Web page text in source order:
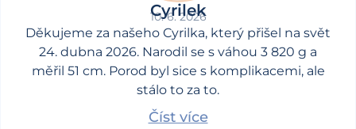
Cyrilek
10. 6. 2026
Děkujeme za našeho Cyrilka, který přišel na svět
24. dubna 2026. Narodil se s váhou 3 820 g a
měřil 51 cm. Porod byl sice s komplikacemi, ale
stálo to za to.
Číst více